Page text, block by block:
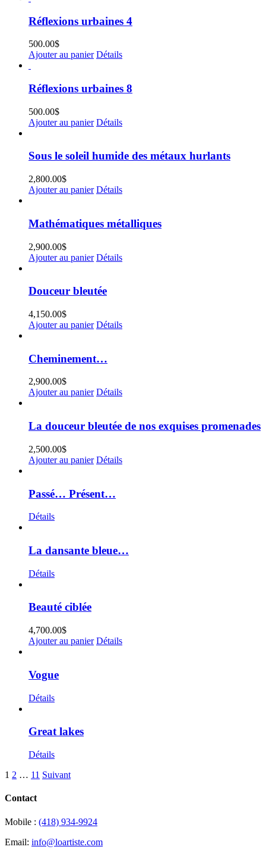
Réflexions urbaines 4
500.00$
Ajouter au panier Détails
Réflexions urbaines 8
500.00$
Ajouter au panier Détails
Sous le soleil humide des métaux hurlants
2,800.00$
Ajouter au panier Détails
Mathématiques métalliques
2,900.00$
Ajouter au panier Détails
Douceur bleutée
4,150.00$
Ajouter au panier Détails
Cheminement…
2,900.00$
Ajouter au panier Détails
La douceur bleutée de nos exquises promenades
2,500.00$
Ajouter au panier Détails
Passé… Présent…
Détails
La dansante bleue…
Détails
Beauté ciblée
4,700.00$
Ajouter au panier Détails
Vogue
Détails
Great lakes
Détails
1 2 … 11 Suivant
Contact
Mobile : (418) 934-9924
Email: info@loartiste.com